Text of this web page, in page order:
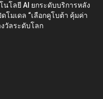
นโลยี AI ยกระดับบริการหลัง
โมเดล “เลือกคูโบต้า คุ้มค่า
งวัลระดับโลก